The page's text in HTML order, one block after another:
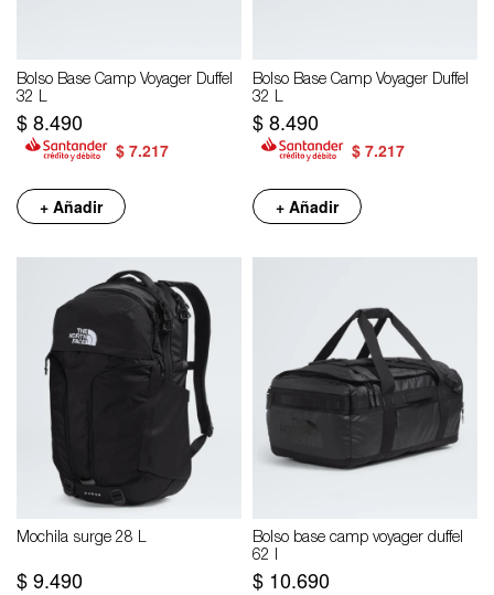
Bolso Base Camp Voyager Duffel
32 L
$8.490
$ 7.217
+ Añadir
Bolso Base Camp Voyager Duffel
32 L
$8.490
$ 7.217
+ Añadir
Mochila surge 28 L
$9.490
Bolso base camp voyager duffel
62 l
$ 10.690